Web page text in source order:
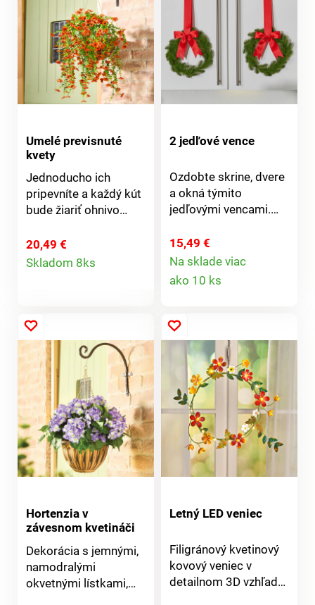
Umelé previsnuté
kvety
Jednoducho ich
pripevníte a každý kút
bude žiariť ohnivo
kvety sú odolné voči
UV žiareniu a
pútavá dekorácia na
zábradlí. Hojnosť
žiarivých
pomarančových
kvetov. Jednoduchá
starostlivosť a
odolnosť voči UV
žiareniu.
Gainsborough.
20,49 €
Skladom 8ks
2 jedľové vence
Ozdobte skrine, dvere
a okná týmito
jedľovými vencami.
skutočné,
neopadávajú a sú
krásne každý rok.
samolepiaceho
suchého zipsu.
15,49 €
Na sklade viac
ako 10 ks
Hortenzia v
závesnom kvetináči
Dekorácia s jemnými,
namodralými
okvetnými lístkami,
Letný LED veniec
Filigránový kvetinový
kovový veniec v
detailnom 3D vzhľade.